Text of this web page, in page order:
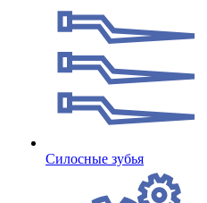
Cилосные зубья